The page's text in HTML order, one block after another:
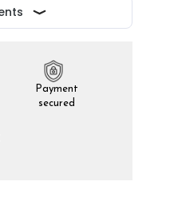
Payment
secured